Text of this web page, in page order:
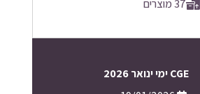
37 מוצרים
CGE ימי ינואר 2026